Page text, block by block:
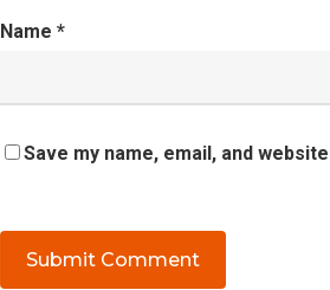
Name *
Save my name, email, and